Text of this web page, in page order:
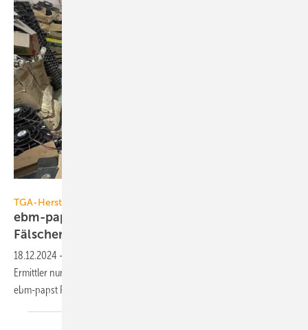
TGA-Hersteller
ebm-papst deckt erneut chinesisches
Fälschernetzwerk
18.12.2024 -
Ermittler nun erneut eine chinesische Fabrik auf, welche gefälschte
ebm-papst Produkte